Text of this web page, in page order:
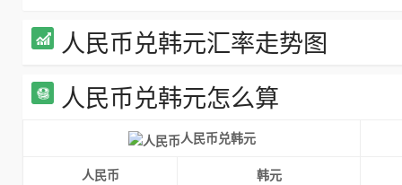
人民币兑韩元汇率走势图
人民币兑韩元怎么算
人民币兑韩元
人民币
韩元